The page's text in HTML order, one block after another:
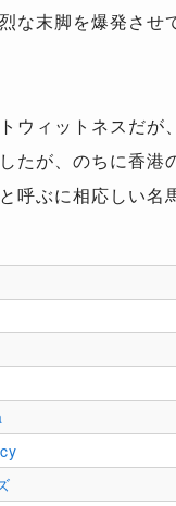
な末脚を爆発さ
ウィットネスだ
たが、のちに香
呼ぶに相応しい名